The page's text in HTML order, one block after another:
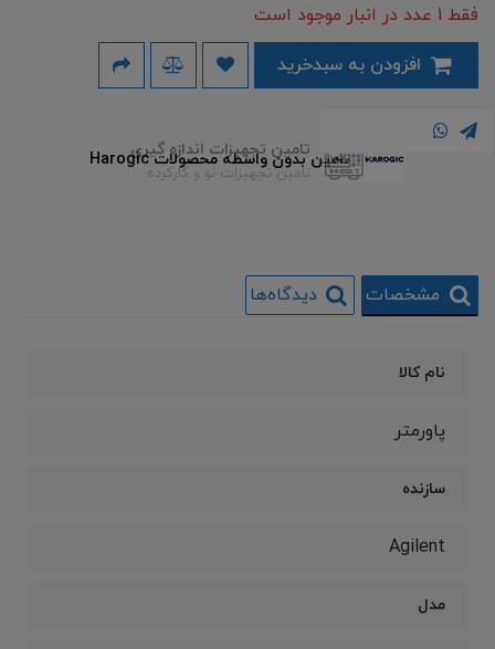
فقط 1 عدد در انبار موجود است
تامین تجهیزات اندازه گیری
تامین تجهیزات نو و کارکرده
تامین بدون واسطه محصولات Harogic
مشخصات دیدگاه‌ها
نام کالا
پاورمتر
سازنده
Agilent
مدل